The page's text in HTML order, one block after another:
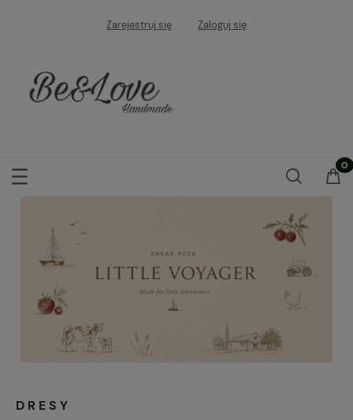
Zarejestruj się Zaloguj się
DRESY